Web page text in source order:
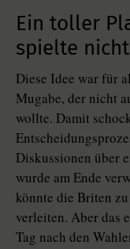
Ein toller
spielte
Diese Idee war für
Mugabe, der nicht
wollte. Damit
Diskussionen über
wurde am Ende
könnte die Briten
verleiten. Aber das
Tag nach den